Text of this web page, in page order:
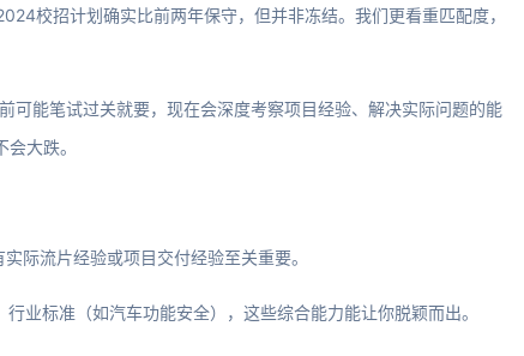
校招计划确实比前两年保守，但并非冻结。我们更看重匹配度，
可能笔试过关就要，现在会深度考察项目经验、解决实际问题的能
大跌。
际流片经验或项目交付经验至关重要。
业标准（如汽车功能安全），这些综合能力能让你脱颖而出。